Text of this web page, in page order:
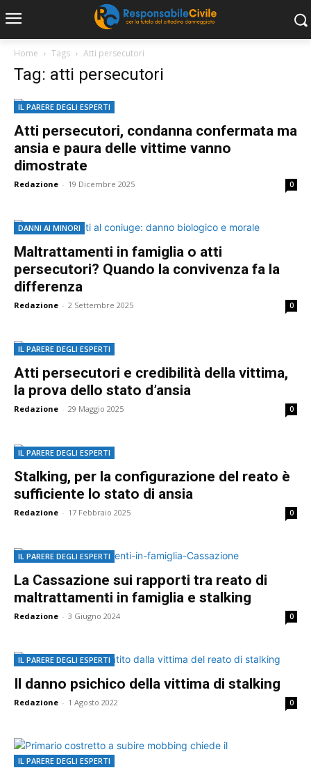
Home Tags Atti persecutori
Tag: atti persecutori
IL PARERE DEGLI ESPERTI
Atti persecutori, condanna confermata ma
ansia e paura delle vittime vanno
dimostrate
Redazione - 19 Dicembre 2025 0
DANNI AI MINORI
Maltrattamenti in famiglia o atti
persecutori? Quando la convivenza fa la
differenza
Redazione - 2 Settembre 2025 0
IL PARERE DEGLI ESPERTI
Atti persecutori e credibilità della vittima,
la prova dello stato d’ansia
Redazione - 29 Maggio 2025 0
IL PARERE DEGLI ESPERTI
Stalking, per la configurazione del reato è
sufficiente lo stato di ansia
Redazione - 17 Febbraio 2025 0
IL PARERE DEGLI ESPERTI
La Cassazione sui rapporti tra reato di
maltrattamenti in famiglia e stalking
Redazione - 3 Giugno 2024 0
IL PARERE DEGLI ESPERTI
Il danno psichico della vittima di stalking
Redazione - 1 Agosto 2022 0
IL PARERE DEGLI ESPERTI